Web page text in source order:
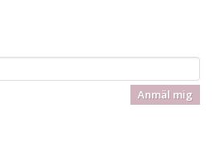
Anmäl mig